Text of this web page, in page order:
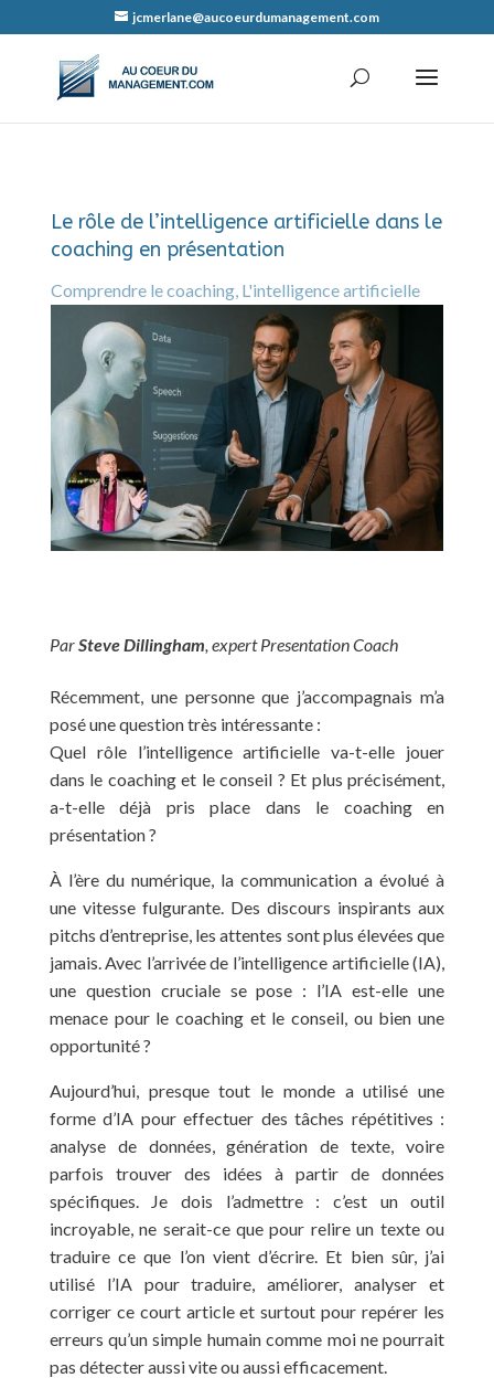
jcmerlane@aucoeurdumanagement.com
Le rôle de l’intelligence artificielle dans le
coaching en présentation
Comprendre le coaching, L'intelligence artificielle
ParSteve Dillingham , expert Presentation Coach
Récemment, une personne que j’accompagnais m’a
posé une question très intéressante :
Quel rôle l’intelligence artificielle va-t-elle jouer
dans le coaching et le conseil ? Et plus précisément,
a-t-elle déjà pris place dans le coaching en
présentation ?
À l’ère du numérique, la communication a évolué à
une vitesse fulgurante. Des discours inspirants aux
pitchs d’entreprise, les attentes sont plus élevées que
jamais. Avec l’arrivée de l’intelligence artificielle (IA),
une question cruciale se pose : l’IA est-elle une
menace pour le coaching et le conseil, ou bien une
opportunité ?
Aujourd’hui, presque tout le monde a utilisé une
forme d’IA pour effectuer des tâches répétitives :
analyse de données, génération de texte, voire
parfois trouver des idées à partir de données
spécifiques. Je dois l’admettre : c’est un outil
incroyable, ne serait-ce que pour relire un texte ou
traduire ce que l’on vient d’écrire. Et bien sûr, j’ai
utilisé l’IA pour traduire, améliorer, analyser et
corriger ce court article et surtout pour repérer les
erreurs qu’un simple humain comme moi ne pourrait
pas détecter aussi vite ou aussi efficacement.